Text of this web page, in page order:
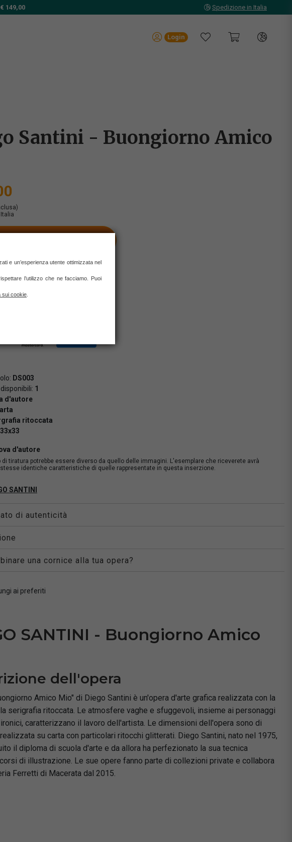
€ 149,00 Spedizione in Italia
Login
Santini - Buongiorno Amico
e sicuri al 100% con carta
DS003
1
d'autore
ritoccata
33x33
d'autore
di tiratura potrebbe essere diverso da quello delle immagini. L'esemplare che riceverete avrà
identiche caratteristiche di quelle rappresentate in questa inserzione.
SANTINI
di autenticità
una cornice alla tua opera?
ai preferiti
SANTINI - Buongiorno Amico
dell'opera
Amico Mio" di Diego Santini è un'opera d'arte grafica realizzata con la
serigrafia ritoccata. Le atmosfere vaghe e sfuggevoli, insieme ai personaggi
caratterizzano il lavoro dell'artista. Le dimensioni dell'opera sono di
su carta con particolari ritocchi glitterati. Diego Santini, nato nel 1975,
il diploma di scuola d'arte e da allora ha perfezionato la sua tecnica
di illustrazione. Le sue opere fanno parte di collezioni private e collabora
Ferretti di Macerata dal 2015.
e un’esperienza utente ottimizzata nel
l’utilizzo che ne facciamo. Puoi
sui cookie